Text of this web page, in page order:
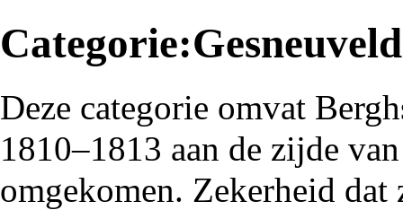
Deze categorie omvat
1810–1813 aan de zijde
omgekomen. Zekerheid